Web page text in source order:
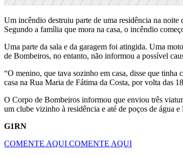
Um incêndio destruiu parte de uma residência na
Segundo a família que mora na casa, o incêndio
Uma parte da sala e da garagem foi atingida. Uma
de Bombeiros, no entanto, não informou a possível
“O menino, que tava sozinho em casa, disse que
casa na Rua Maria de Fátima da Costa, por volta das
O Corpo de Bombeiros informou que enviou três
um clube vizinho à residência e até de poços de água e
G1RN
COMENTE AQUI COMENTE AQUI